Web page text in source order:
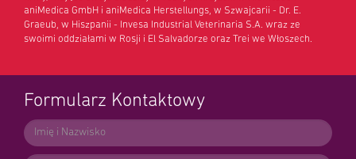
aniMedica GmbH i aniMedica Herstellungs, w Szwajcarii - Dr. E.
Graeub, w Hiszpanii - Invesa Industrial Veterinaria S.A. wraz ze
swoimi oddziałami w Rosji i El Salvadorze oraz Trei we Włoszech.
Formularz Kontaktowy